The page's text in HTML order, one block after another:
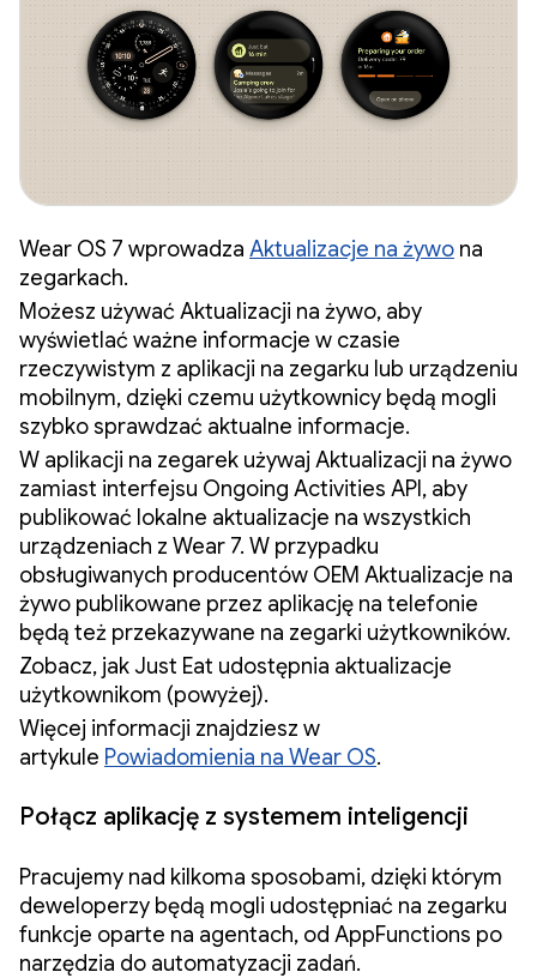
Wear OS 7 wprowadza Aktualizacje na żywo na
zegarkach.
Możesz używać Aktualizacji na żywo, aby
wyświetlać ważne informacje w czasie
rzeczywistym z aplikacji na zegarku lub urządzeniu
mobilnym, dzięki czemu użytkownicy będą mogli
szybko sprawdzać aktualne informacje.
W aplikacji na zegarek używaj Aktualizacji na żywo
zamiast interfejsu Ongoing Activities API, aby
publikować lokalne aktualizacje na wszystkich
urządzeniach z Wear 7. W przypadku
obsługiwanych producentów OEM Aktualizacje na
żywo publikowane przez aplikację na telefonie
będą też przekazywane na zegarki użytkowników.
Zobacz, jak Just Eat udostępnia aktualizacje
użytkownikom (powyżej).
Więcej informacji znajdziesz w
artykule Powiadomienia na Wear OS.
Połącz aplikację z systemem inteligencji
Pracujemy nad kilkoma sposobami, dzięki którym
deweloperzy będą mogli udostępniać na zegarku
funkcje oparte na agentach, od AppFunctions po
narzędzia do automatyzacji zadań.